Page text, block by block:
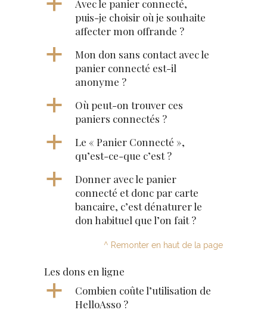
a
Avec le panier connecté,
puis-je choisir où je souhaite
affecter mon offrande ?
a
Mon don sans contact avec le
panier connecté est-il
anonyme ?
a
Où peut-on trouver ces
paniers connectés ?
a
Le « Panier Connecté »,
qu’est-ce-que c’est ?
a
Donner avec le panier
connecté et donc par carte
bancaire, c’est dénaturer le
don habituel que l’on fait ?
^ Remonter en haut de la page
Les dons en ligne
a
Combien coûte l’utilisation de
HelloAsso ?